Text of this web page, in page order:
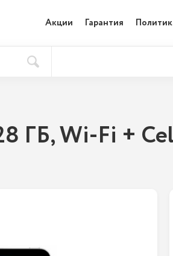
Акции Гарантия
ГБ, Wi-Fi +